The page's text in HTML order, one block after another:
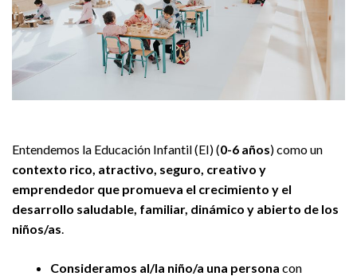
Entendemos la Educación Infantil (EI) (0-6 años) como un
contexto rico, atractivo, seguro, creativo y
emprendedor que promueva el crecimiento y el
desarrollo saludable, familiar, dinámico y abierto de los
niños/as
Consideramos al/la niño/a una persona con